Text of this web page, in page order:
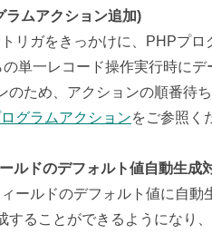
ラムアクション追加)
リガをきっかけに、PHPプ
単一レコード操作実行時にデ
ため、アクションの順番待
グラムアクションをご参照く
ルドのデフォルト値自動生成
ールドのデフォルト値に自
することができるようになり